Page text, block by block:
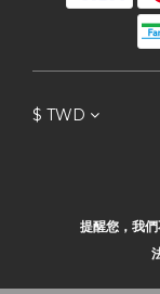
$ TWD
提醒您，我